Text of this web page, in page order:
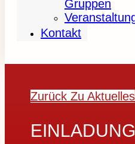
Gruppen
Kontakt
Zurück Zu Aktuelles